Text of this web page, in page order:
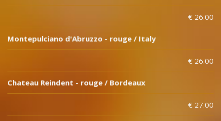
€ 26.00
Montepulciano d'Abruzzo - rouge / Italy
€ 26.00
Chateau Reindent - rouge / Bordeaux
€ 27.00